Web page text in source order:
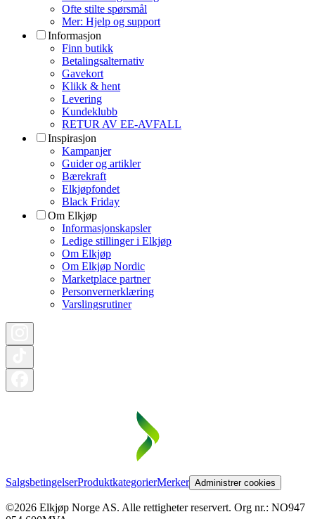
Ofte stilte spørsmål
Mer: Hjelp og support
Informasjon
Finn butikk
Betalingsalternativ
Gavekort
Klikk & hent
Levering
Kundeklubb
RETUR AV EE-AVFALL
Inspirasjon
Kampanjer
Guider og artikler
Bærekraft
Elkjøpfondet
Black Friday
Om Elkjøp
Informasjonskapsler
Ledige stillinger i Elkjøp
Om Elkjøp
Om Elkjøp Nordic
Marketplace partner
Personvernerklæring
Varslingsrutiner
SalgsbetingelserProduktkategorierMerker Administrer cookies
©2026 Elkjøp Norge AS. Alle rettigheter reservert. Org nr.: NO947